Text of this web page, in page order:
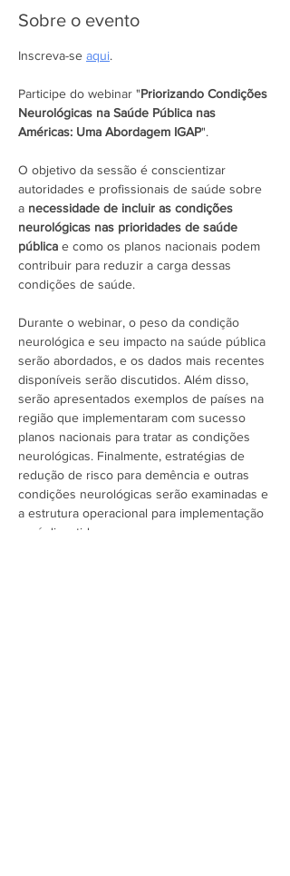
Sobre o evento
Inscreva-se aqui.
Participe do webinar "Priorizando Condições
Neurológicas na Saúde Pública nas
Américas: Uma Abordagem IGAP".
O objetivo da sessão é conscientizar
autoridades e profissionais de saúde sobre
a necessidade de incluir as condições
neurológicas nas prioridades de saúde
pública e como os planos nacionais podem
contribuir para reduzir a carga dessas
condições de saúde.
Durante o webinar, o peso da condição
neurológica e seu impacto na saúde pública
serão abordados, e os dados mais recentes
disponíveis serão discutidos. Além disso,
serão apresentados exemplos de países na
região que implementaram com sucesso
planos nacionais para tratar as condições
neurológicas. Finalmente, estratégias de
redução de risco para demência e outras
condições neurológicas serão examinadas e
a estrutura operacional para implementação
será discutida.